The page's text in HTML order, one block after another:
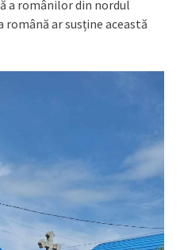
a românilor din nordul
română ar susține această